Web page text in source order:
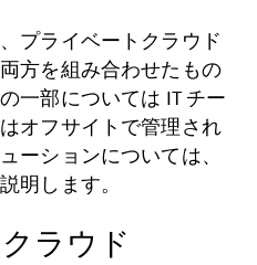
プライベートクラウド
方を組み合わせたもの
一部については IT チー
オフサイトで管理され
ーションについては、
明します。
ラウド